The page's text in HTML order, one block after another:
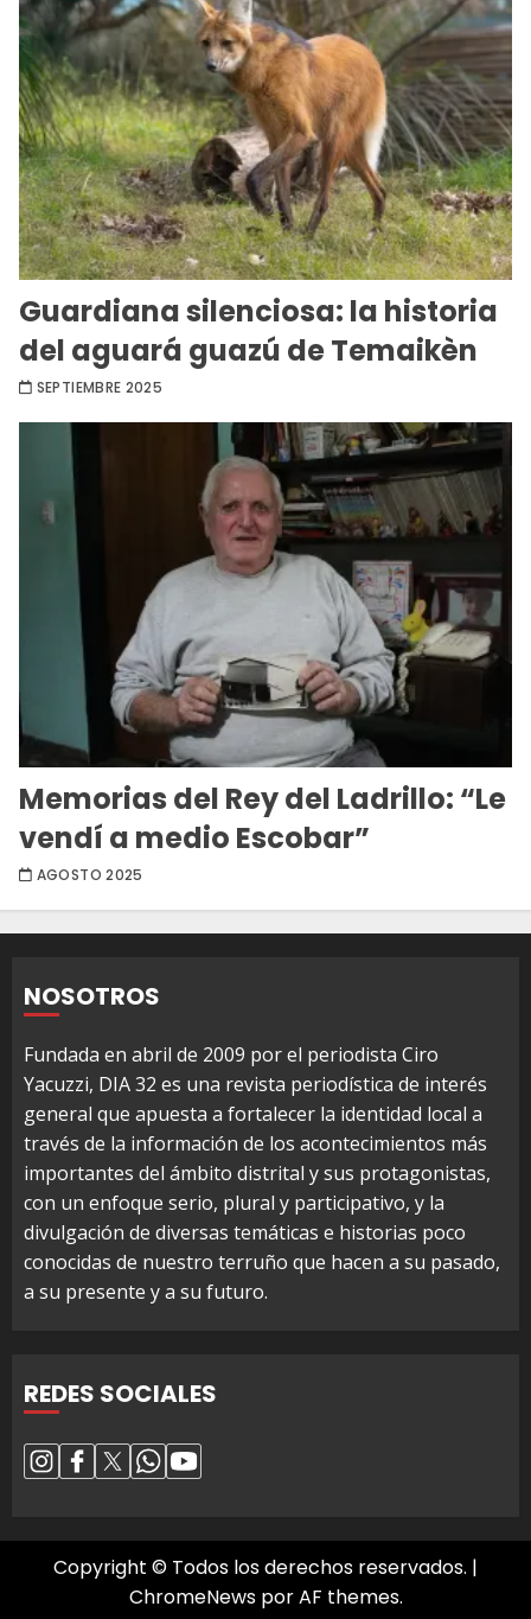
Guardiana silenciosa: la historia
del aguará guazú de Temaikèn
SEPTIEMBRE 2025
Memorias del Rey del Ladrillo: “Le
vendí a medio Escobar”
AGOSTO 2025
NOSOTROS
Fundada en abril de 2009 por el periodista Ciro
Yacuzzi, DIA 32 es una revista periodística de interés
general que apuesta a fortalecer la identidad local a
través de la información de los acontecimientos más
importantes del ámbito distrital y sus protagonistas,
con un enfoque serio, plural y participativo, y la
divulgación de diversas temáticas e historias poco
conocidas de nuestro terruño que hacen a su pasado,
a su presente y a su futuro.
REDES SOCIALES
Copyright © Todos los derechos reservados. |
ChromeNewspor AF themes.